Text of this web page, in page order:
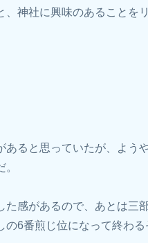
神社に興味のあることを
あると思っていたが、よう
た感があるので、あとは三
6番煎じ位になって終わる